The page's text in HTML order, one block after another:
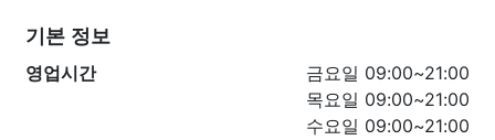
기본 정보
영업시간
금요일 09:00~21:00
목요일 09:00~21:00
수요일 09:00~21:00